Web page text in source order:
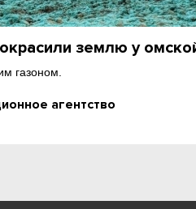
землю у
газоном.
агентство